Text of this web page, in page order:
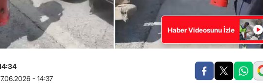
Haber Videosunu İzle
- 14:37